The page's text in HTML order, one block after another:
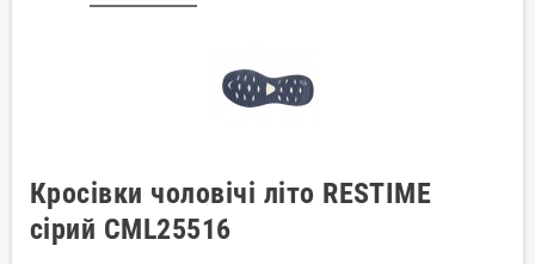
Кросівки чоловічі літо RESTIME
сірий CML25516